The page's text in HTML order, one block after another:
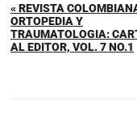
« REVISTA
ORTOPEDIA Y
TRAUMATOLOGIA:
AL EDITOR, VOL. 7 NO.1